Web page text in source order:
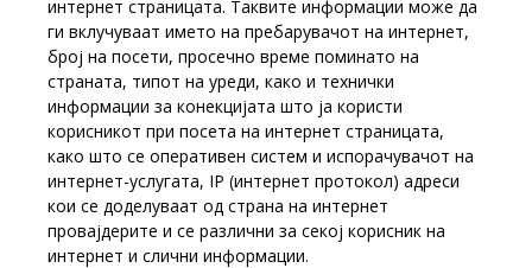
интернет страницата. Таквите информации може да
ги вклучуваат името на пребарувачот на интернет,
број на посети, просечно време поминато на
страната, типот на уреди, како и технички
информации за конекцијата што ја користи
корисникот при посета на интернет страницата,
како што се оперативен систем и испорачувачот на
интернет-услугата, IP (интернет протокол) адреси
кои се доделуваат од страна на интернет
провајдерите и се различни за секој корисник на
интернет и слични информации.